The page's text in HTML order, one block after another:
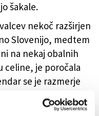
šakale.
nekoč razširjen
Slovenijo, medtem
na nekaj obalnih
celine, je poročala
se je razmerje
ko so ljudje